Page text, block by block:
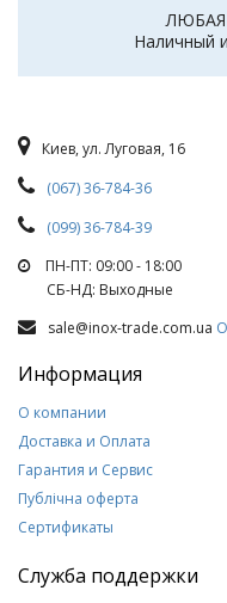
Наличный
Киев, ул. Луговая, 16
(067) 36-784-36
(099) 36-784-39
ПН-ПТ: 09:00 - 18:00
СБ-НД: Выходные
sale@inox-trade.com.ua
Информация
О компании
Доставка и Оплата
Гарантия и Сервис
Публічна оферта
Сертификаты
Служба поддержки